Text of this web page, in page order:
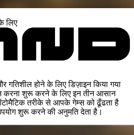
लिए
गतिशील होने के लिए डिज़ाइन किया गया
करना शुरू करने के लिए इन तीन आसान
तरीके से आपके गेम्स को ढूँढता है
शुरू करने की अनुमति देता है।